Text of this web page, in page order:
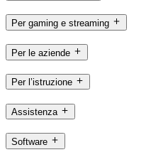
Per gaming e streaming
Per le aziende
Per l’istruzione
Assistenza
Software